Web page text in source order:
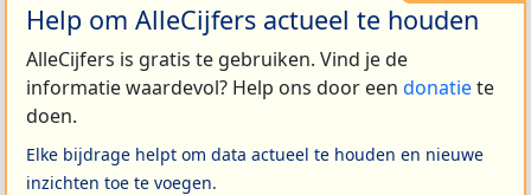
Help om AlleCijfers actueel te houden
AlleCijfers is gratis te gebruiken. Vind je de
informatie waardevol? Help ons door een donatiete
doen.
Elke bijdrage helpt om data actueel te houden en nieuwe
inzichten toe te voegen.